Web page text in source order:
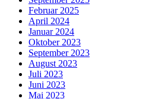
Februar 2025
April 2024
Januar 2024
Oktober 2023
September 2023
August 2023
Juli 2023
Juni 2023
Mai 2023